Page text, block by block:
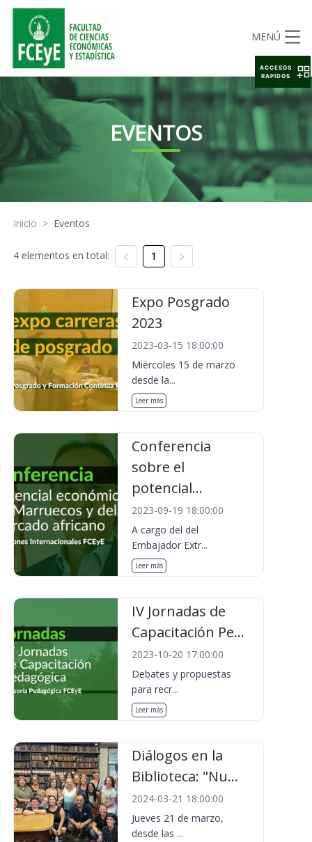
MENÚ
EVENTOS
Inicio > Eventos
4 elementos en total: 1
Expo Posgrado
2023
2023-03-15 18:00:00
Miércoles 15 de marzo
desde la...
Leer más
Conferencia
sobre el
potencial...
2023-09-19 18:00:00
A cargo del del
Embajador Extr...
Leer más
IV Jornadas de
Capacitación Pe...
2023-10-20 17:00:00
Debates y propuestas
para recr...
Leer más
Diálogos en la
Biblioteca: "Nu...
2024-03-21 18:00:00
Jueves 21 de marzo,
desde las ...
ACCESOS
RAPIDOS